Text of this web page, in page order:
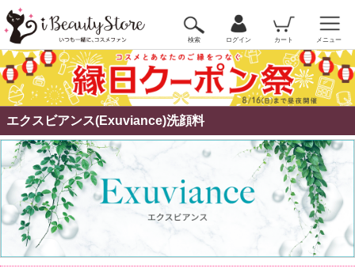
検索 ログイン カート メニュー
エクスビアンス(Exuviance)洗顔料